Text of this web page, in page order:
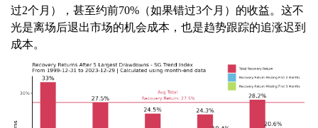
过2个月），甚至约前70%（如果错过3个月）的收益。这不
光是离场后退出市场的机会成本，也是趋势跟踪的追涨迟到
成本。